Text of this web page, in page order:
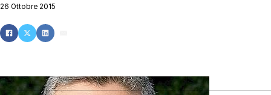
26 Ottobre 2015